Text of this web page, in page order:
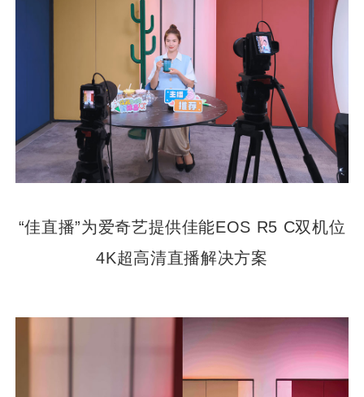
“佳直播”为爱奇艺提供佳能EOS R5 C双机位
4K超高清直播解决方案